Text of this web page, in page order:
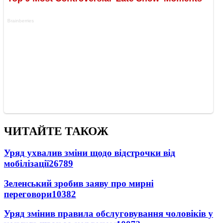
ЧИТАЙТЕ ТАКОЖ
Уряд ухвалив зміни щодо відстрочки від
мобілізації26789
Зеленський зробив заяву про мирні
переговори10382
Уряд змінив правила обслуговування чоловіків у